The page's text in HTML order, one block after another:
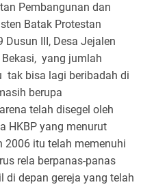
Pembangunan dan
Batak Protestan
Dusun III, Desa Jejalen
yang jumlah
tak bisa lagi beribadah di
berupa
telah disegel oleh
HKBP yang menurut
2006 itu telah memenuhi
rela berpanas-panas
di depan gereja yang telah